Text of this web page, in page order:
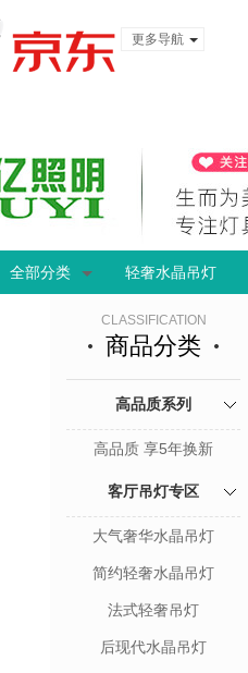
更多导航
全部分类 轻奢水晶吊灯
CLASSIFICATION
商品分类
高品质系列
高品质 享5年换新
客厅吊灯专区
大气奢华水晶吊灯
简约轻奢水晶吊灯
法式轻奢吊灯
后现代水晶吊灯